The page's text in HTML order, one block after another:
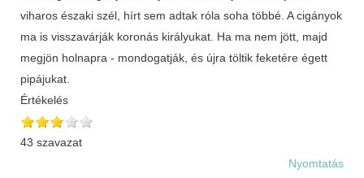
Értékelés
43 szavazat
Nyomtatás